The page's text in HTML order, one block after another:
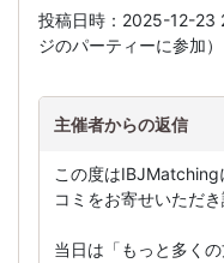
投稿日時：2025-12-
ジのパーティーに参加）
主催者からの返信
この度はIBJMatching
コミをお寄せいただ
当日は「もっと多く